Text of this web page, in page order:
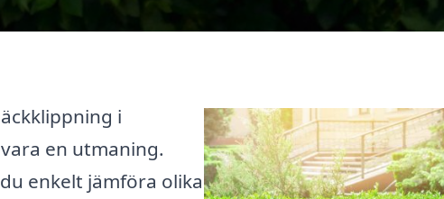
i
en utmaning.
enkelt jämföra olika